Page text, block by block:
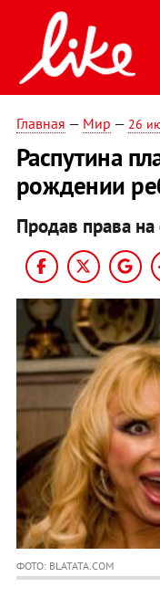
Главная — Мир — 26
Распутина
рождении
Продав права
ФОТО: BLATATA.COM